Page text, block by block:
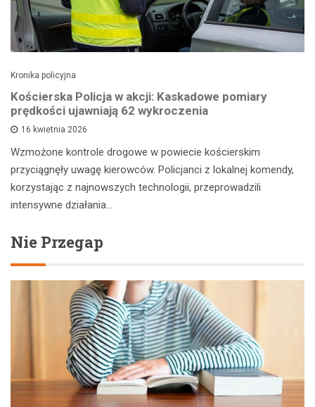
Kronika policyjna
Kościerska Policja w akcji: Kaskadowe pomiary
prędkości ujawniają 62 wykroczenia
16 kwietnia 2026
Wzmożone kontrole drogowe w powiecie kościerskim
przyciągnęły uwagę kierowców. Policjanci z lokalnej komendy,
korzystając z najnowszych technologii, przeprowadzili
intensywne działania…
Nie Przegap